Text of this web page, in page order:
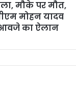
मौके पर मौत,
मोहन यादव
का ऐलान